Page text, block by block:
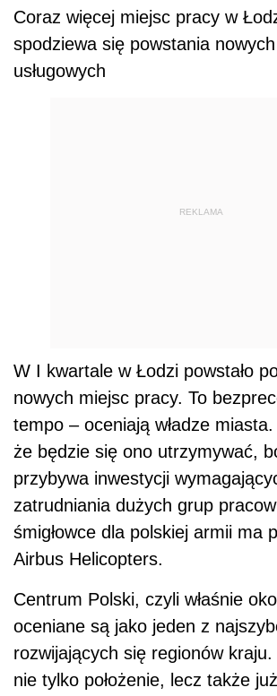
Coraz więcej miejsc pracy w
spodziewa się powstania
usługowych
REKLAMA
W I kwartale w Łodzi powstało
nowych miejsc pracy. To
tempo – oceniają władze
że będzie się ono utrzymywać,
przybywa inwestycji
zatrudniania dużych grup
śmigłowce dla polskiej armii ma
Airbus Helicopters.
Centrum Polski, czyli właśnie
oceniane są jako jeden z
rozwijających się regionów
nie tylko położenie, lecz także